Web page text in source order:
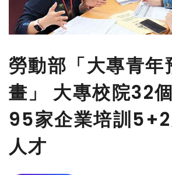
勞動部「大專青年
畫」 大專校院32
95家企業培訓
人才